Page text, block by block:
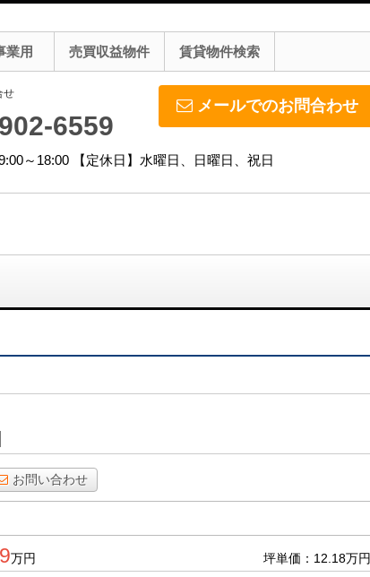
業用 売買収益物件 賃貸物件検索
メールでのお問合わせ
せ
6559
～18:00 【定休日】水曜日、日曜日、祝日
お問い合わせ
万円
坪単価：12.18万円